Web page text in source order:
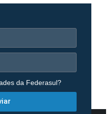
da Federasul?